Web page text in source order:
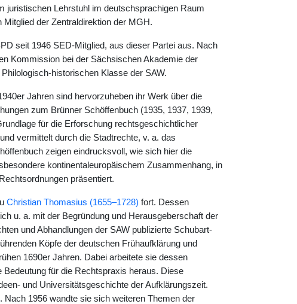
juristischen Lehrstuhl im deutschsprachigen Raum
der Zentraldirektion der MGH.
seit 1946 SED-Mitglied, aus dieser Partei aus. Nach
Kommission bei der Sächsischen Akademie der
historischen Klasse der SAW.
Jahren sind hervorzuheben ihr Werk über die
zum Brünner Schöffenbuch (1935, 1937, 1939,
für die Erforschung rechtsgeschichtlicher
vermittelt durch die Stadtrechte, v. a. das
zeigen eindrucksvoll, wie sich hier die
kontinentaleuropäischem Zusammenhang, in
präsentiert.
Christian Thomasius (1655–1728) fort. Dessen
u. a. mit der Begründung und Herausgeberschaft der
und Abhandlungen der SAW publizierte Schubart-
Köpfe der deutschen Frühaufklärung und
1690er Jahren. Dabei arbeitete sie dessen
für die Rechtspraxis heraus. Diese
und Universitätsgeschichte der Aufklärungszeit.
1956 wandte sie sich weiteren Themen der